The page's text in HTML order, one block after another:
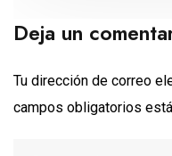
Deja un
Tu dirección de correo
campos obligatorios